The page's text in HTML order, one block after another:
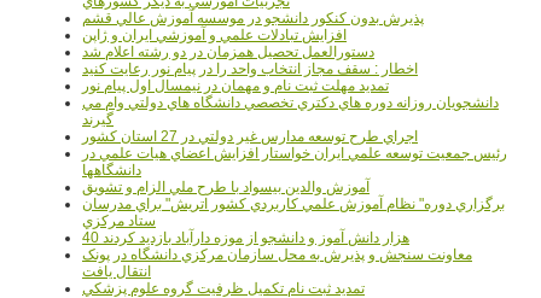
پذيرش بدون کنکور دانشجو در موسسه آموزش عالي قشم
افزايش تبادلات علمي و آموزشي ايران و ژاپن
دستورالعمل تحصیل همزمان در دو رشته اعلام شد
اخطار : سقف مجاز انتخاب واحد را در پیام نور رعایت کنید
تمدید مهلت ثبت نام و مهمان در نیمسال اول پیام نور
دانشجويان روزانه دوره هاي دكتري تخصصي دانشگاه هاي دولتي وام مي
گيرند
اجراي طرح توسعه مدارس غير دولتي در 27 استان کشور
رئيس جمعيت توسعه علمي ايران خواستار افزايش اعضاي هيات علمي در
دانشگاهها
آموزش والدين بيسواد با طرح ملي الزام و تشويق
برگزاري دوره" نظام آموزش علمي كاربردي كشور اتريش" براي مدرسان
ستاد مرکزي
40 هزار دانش آموز و دانشجو از موزه دارآباد بازديد کردند
معاونت سنجش و پذيرش به محل سازمان مرکزي دانشگاه در پونک
انتقال يافت
تمديد ثبت نام تکميل ظرفيت گروه علوم پزشکي